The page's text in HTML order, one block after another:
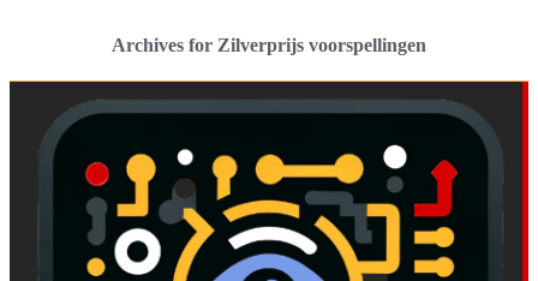
Archives for Zilverprijs voorspellingen